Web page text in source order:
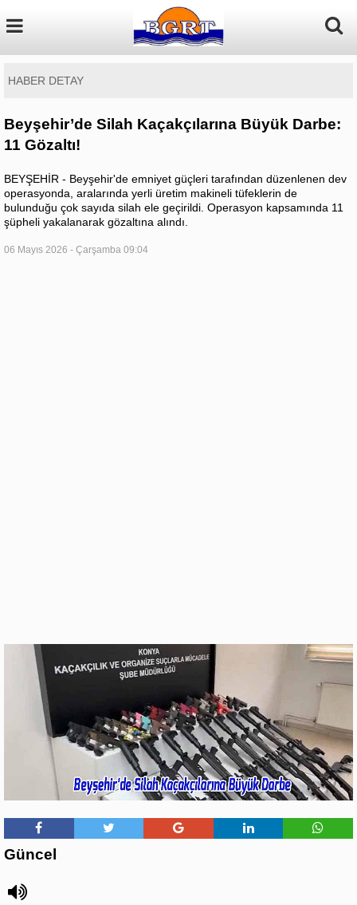
HABER DETAY
Beyşehir’de Silah Kaçakçılarına Büyük Darbe:
11 Gözaltı!
BEYŞEHİR - Beyşehir'de emniyet güçleri tarafından düzenlenen dev
operasyonda, aralarında yerli üretim makineli tüfeklerin de
bulunduğu çok sayıda silah ele geçirildi. Operasyon kapsamında 11
şüpheli yakalanarak gözaltına alındı.
06 Mayıs 2026 - Çarşamba 09:04
Güncel